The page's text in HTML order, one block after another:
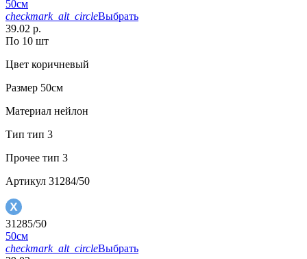
50см
checkmark_alt_circleВыбрать
39.02 р.
По 10 шт
Цвет коричневый
Размер 50см
Материал нейлон
Тип тип 3
Прочее тип 3
Артикул 31284/50
31285/50
50см
checkmark_alt_circleВыбрать